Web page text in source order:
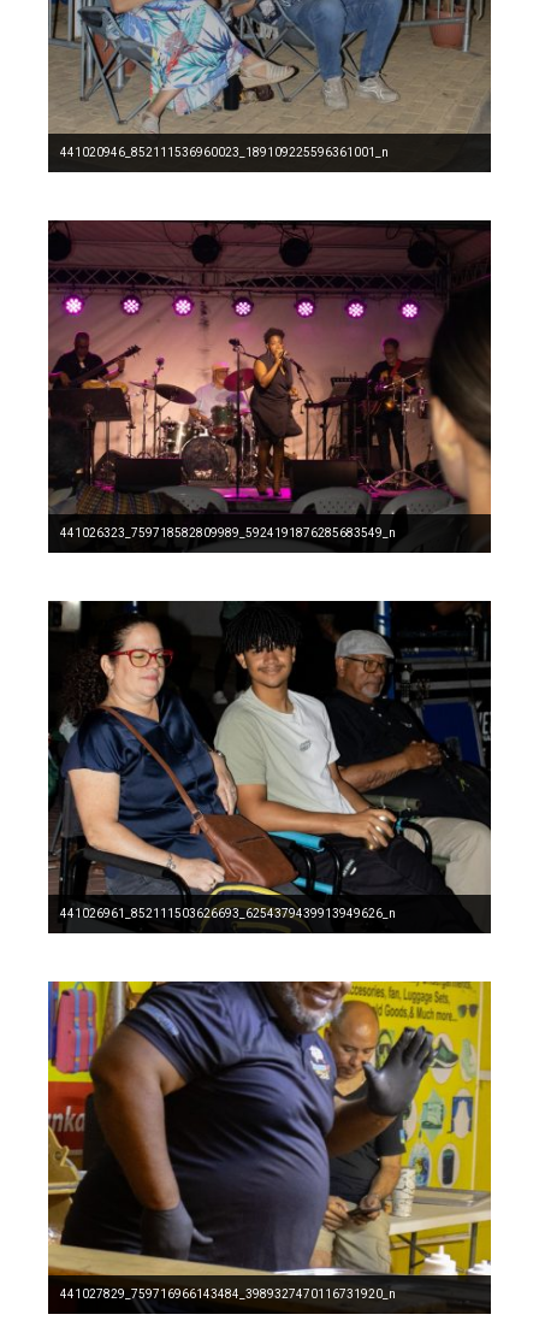
441020946_852111536960023_189109225596361001_n
441026323_759718582809989_5924191876285683549_n
441026961_852111503626693_6254379439913949626_n
441027829_759716966143484_3989327470116731920_n